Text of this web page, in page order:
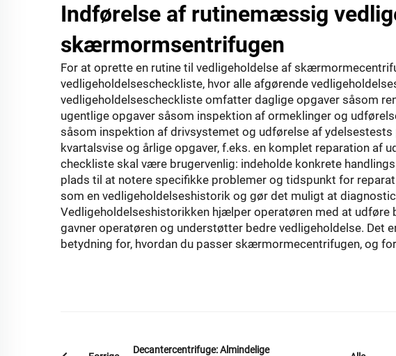
Indførelse af rutinemæssig
skærmormsentrifugen
For at oprette en rutine til vedligeholdelse af
vedligeholdelsescheckliste, hvor alle afgørende
vedligeholdelsescheckliste omfatter daglige opgaver såsom
ugentlige opgaver såsom inspektion af ormeklinger og
såsom inspektion af drivsystemet og udførelse af
kvartalsvise og årlige opgaver, f.eks. en komplet reparation af
checkliste skal være brugervenlig: indeholde konkrete
plads til at notere specifikke problemer og tidspunkt for
som en vedligeholdelseshistorik og gør det muligt at
Vedligeholdelseshistorikken hjælper operatøren med at
gavner operatøren og understøtter bedre vedligeholdelse. Det
betydning for, hvordan du passer skærmormecentrifugen, og
Decantercentrifuge: Almindelige